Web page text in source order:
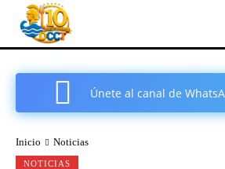
Únete al canal de
Inicio Noticias
NOTICIAS